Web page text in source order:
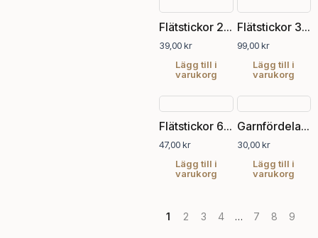
Flätstickor 2,5 och 4 mm
39,00kr
Lägg till i
varukorg
Flätstickor 3.25, 4.00 och 5.50 mm
99,00kr
Lägg till i
varukorg
Flätstickor 6 och 8 mm
47,00kr
Lägg till i
varukorg
Garnfördelare och stickfingerborg
30,00kr
Lägg till i
varukorg
1 2 3 4 … 7 8 9